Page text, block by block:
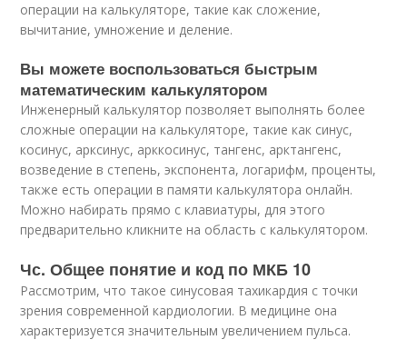
операции на калькуляторе, такие как сложение,
вычитание, умножение и деление.
Вы можете воспользоваться быстрым
математическим калькулятором
Инженерный калькулятор позволяет выполнять более
сложные операции на калькуляторе, такие как синус,
косинус, арксинус, арккосинус, тангенс, арктангенс,
возведение в степень, экспонента, логарифм, проценты,
также есть операции в памяти калькулятора онлайн.
Можно набирать прямо с клавиатуры, для этого
предварительно кликните на область с калькулятором.
Чс. Общее понятие и код по МКБ 10
Рассмотрим, что такое синусовая тахикардия с точки
зрения современной кардиологии. В медицине она
характеризуется значительным увеличением пульса.